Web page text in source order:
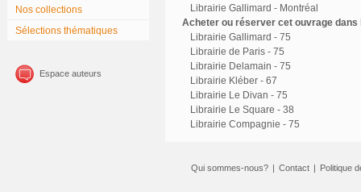
Nos collections
Sélections thématiques
Espace auteurs
Librairie Gallimard - Montréal
Acheter ou réserver cet ouvrage
Librairie Gallimard - 75
Librairie de Paris - 75
Librairie Delamain - 75
Librairie Kléber - 67
Librairie Le Divan - 75
Librairie Le Square - 38
Librairie Compagnie - 75
Qui sommes-nous? | Contact | Politique